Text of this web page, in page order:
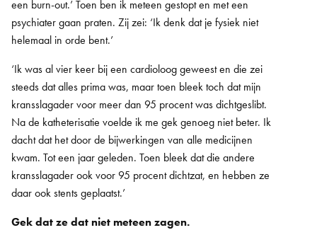
een burn-out.’ Toen ben ik meteen gestopt en met een
psychiater gaan praten. Zij zei: ‘Ik denk dat je fysiek niet
helemaal in orde bent.’
‘Ik was al vier keer bij een cardioloog geweest en die zei
steeds dat alles prima was, maar toen bleek toch dat mijn
kransslagader voor meer dan 95 procent was dichtgeslibt.
Na de katheterisatie voelde ik me gek genoeg niet beter. Ik
dacht dat het door de bijwerkingen van alle medicijnen
kwam. Tot een jaar geleden. Toen bleek dat die andere
kransslagader ook voor 95 procent dichtzat, en hebben ze
daar ook stents geplaatst.’
Gek dat ze dat niet meteen zagen.